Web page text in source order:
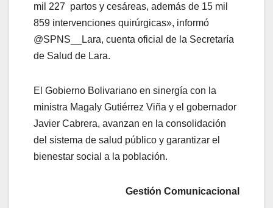
mil 227 partos y cesáreas, además de 15 mil
859 intervenciones quirúrgicas», informó
@SPNS__Lara, cuenta oficial de la Secretaría
de Salud de Lara.
El Gobierno Bolivariano en sinergía con la
ministra Magaly Gutiérrez Viña y el gobernador
Javier Cabrera, avanzan en la consolidación
del sistema de salud público y garantizar el
bienestar social a la población.
Gestión Comunicacional